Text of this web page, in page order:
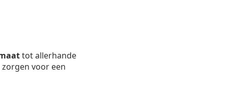
tot allerhande
zorgen voor een